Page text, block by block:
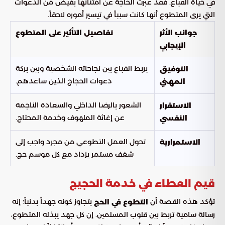
في حياة القباع. فقد عبرت الحاجة عن امتنانها بفيض من الدعوات
التي يرى المتطوع أنها كانت سبباً في تيسير أموره لاحقاً.
جوانب الأثر
الإيجابي
تفاصيل التأثير على المتطوع
التوفيق
المهني
يربط القباع بين نجاحاته الشخصية وبين بركة
دعوات الحجاج الذين ساعدهم.
الاستقرار
النفسي
الشعور بالرضا الداخلي والسعادة الناجمة
عن إغاثة الملهوف وخدمة المحتاج.
الاستمرارية
تحول العمل التطوعي من مجرد واجب إلى
شغف مستمر يزداد مع كل موسم حج.
قيم العطاء في خدمة الحجيج
تؤكد هذه القصة أن التطوع في الحج يتجاوز كونه جهداً بدنياً؛ إنه
رسالة سامية تربط بين قلوب المسلمين. إن كل جهد يبذله المتطوع،